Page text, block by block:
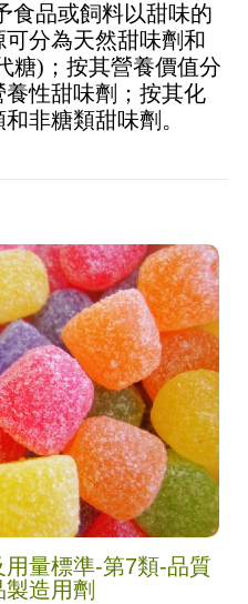
食品或飼料以甜味的
分為天然甜味劑和
糖)；按其營養價值分
性甜味劑；按其化
非糖類甜味劑。
量標準-第7類-品質
造用劑